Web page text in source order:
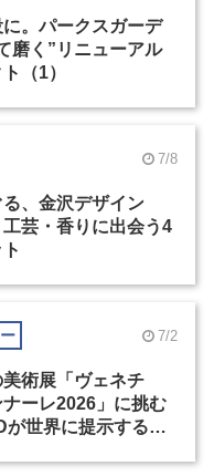
。パークスガーデ
磨く”リニューアル
（1）
7/8
、金沢デザイン
芸・香りに出会う4
7/2
術展「ヴェネチ
ーレ2026」に挑む
世界に提示する美